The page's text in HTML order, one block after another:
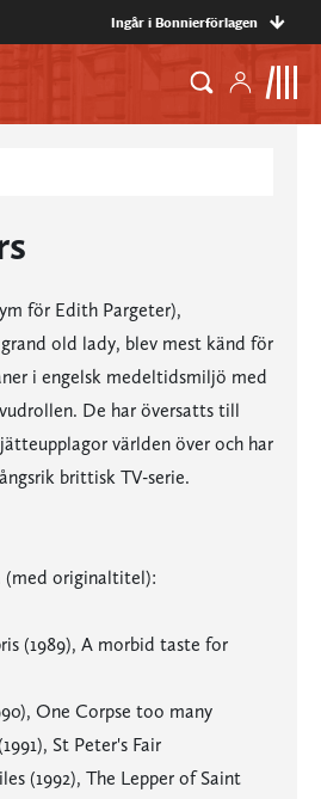
Ingår i Bonnierförlagen
för Edith Pargeter),
old lady, blev mest känd för
i engelsk medeltidsmiljö med
De har översatts till
världen över och har
brittisk TV-serie.
(med originaltitel):
(1989), A morbid taste for
One Corpse too many
St Peter's Fair
(1992), The Lepper of Saint